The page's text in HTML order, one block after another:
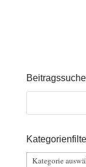
Beitragssuche